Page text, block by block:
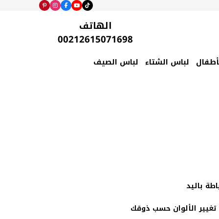
الهاتف
00212615071698
لباس الشتاء لباس الصيف
باليد
الألوان حسب ذوقك